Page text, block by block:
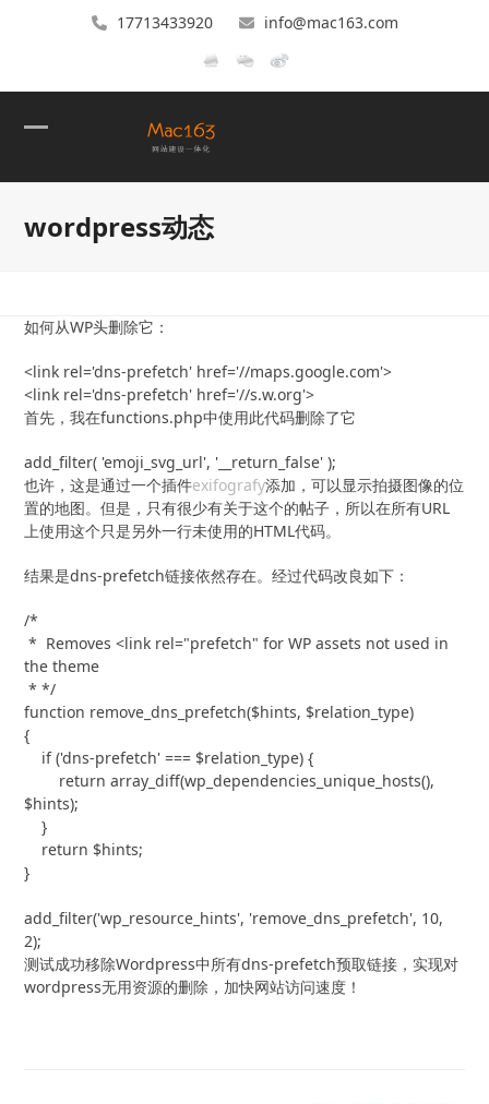
17713433920 info@mac163.com
mobile
menu
mobile
menu
wordpress动态
如何从WP头删除它：
<link rel='dns-prefetch' href='//maps.google.com'>
<link rel='dns-prefetch' href='//s.w.org'>
首先，我在functions.php中使用此代码删除了它
add_filter( 'emoji_svg_url', '__return_false' );
也许，这是通过一个插件exifografy添加，可以显示拍摄图像的位
置的地图。但是，只有很少有关于这个的帖子，所以在所有URL
上使用这个只是另外一行未使用的HTML代码。
结果是dns-prefetch链接依然存在。经过代码改良如下：
/*
*  Removes <link rel="prefetch" for WP assets not used in
the theme
* */
function remove_dns_prefetch($hints, $relation_type)
{
$hints);
    }
}
add_filter('wp_resource_hints', 'remove_dns_prefetch', 10,
2);
测试成功移除Wordpress中所有dns-prefetch预取链接，实现对
wordpress无用资源的删除，加快网站访问速度！